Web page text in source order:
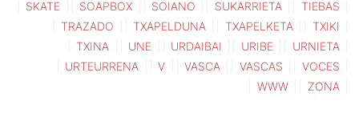
SKATE
SOAPBOX SOIANO SUKARRIETA
TIEBAS
TRAZADO
TXAPELDUNA TXAPELKETA
TXIKI
TXINA
UNE URDAIBAI URIBE
URNIETA
URTEURRENA
V VASCA VASCAS
VOCES
WWW
ZONA